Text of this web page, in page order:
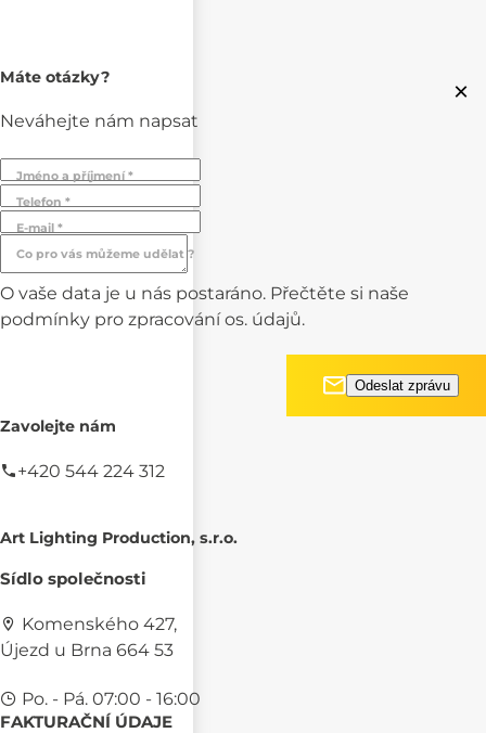
×
Máte otázky?
Neváhejte nám napsat
Jméno a příjmení *
Telefon *
E-mail *
Co pro vás můžeme udělat ?
O vaše data je u nás postaráno. Přečtěte si naše
podmínky pro zpracování os. údajů.
Zavolejte nám
+420 544 224 312
Art Lighting Production, s.r.o.
Sídlo společnosti
Komenského 427,
Újezd u Brna 664 53
Po. - Pá. 07:00 - 16:00
FAKTURAČNÍ ÚDAJE